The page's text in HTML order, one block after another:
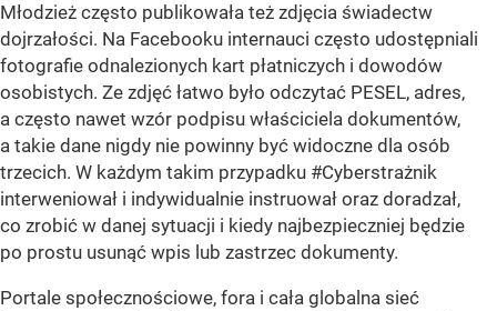
Młodzież często publikowała też zdjęcia świadectw
dojrzałości. Na Facebooku internauci często udostępniali
fotografie odnalezionych kart płatniczych i dowodów
osobistych. Ze zdjęć łatwo było odczytać PESEL, adres,
a często nawet wzór podpisu właściciela dokumentów,
a takie dane nigdy nie powinny być widoczne dla osób
trzecich. W każdym takim przypadku #Cyberstrażnik
interweniował i indywidualnie instruował oraz doradzał,
co zrobić w danej sytuacji i kiedy najbezpieczniej będzie
po prostu usunąć wpis lub zastrzec dokumenty.
Portale społecznościowe, fora i cała globalna sieć